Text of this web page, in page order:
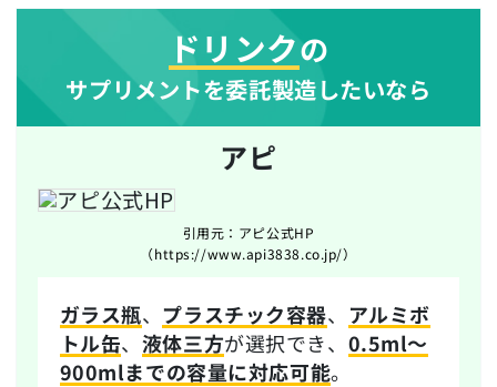
ドリンクの
サプリメントを委託製造したいなら
アピ
引用元：アピ公式HP
（https://www.api3838.co.jp/）
ガラス瓶、 プラスチック容器、 アルミボ
トル缶、 液体三方が選択でき、 0.5ml～
900mlまでの容量に対応可能。